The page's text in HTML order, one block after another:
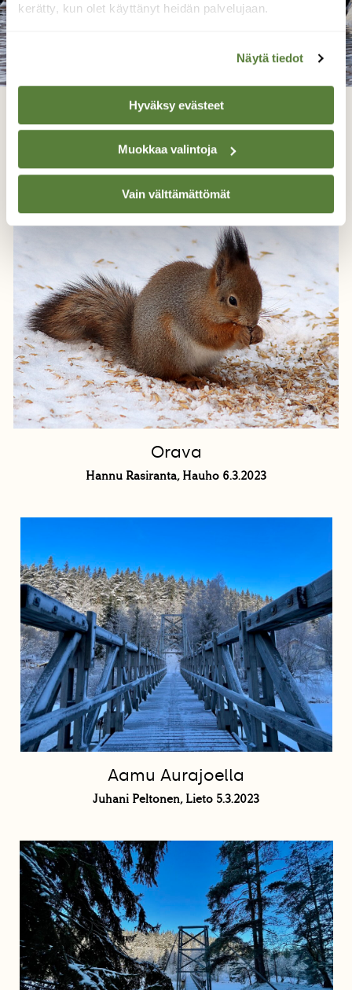
kerätty, kun olet käyttänyt heidän palvelujaan.
Näytä tiedot
Hyväksy evästeet
Muokkaa valintoja
Vain välttämättömät
Keväistä katseltavaa, kauniit sinisorsat
TOMMI KUJALA, OULU 4.3.2023
Orava
Hannu Rasiranta, Hauho 6.3.2023
Aamu Aurajoella
Juhani Peltonen, Lieto 5.3.2023